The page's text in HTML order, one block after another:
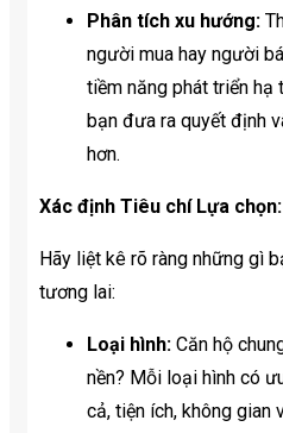
Phân tích xu hướng:
người mua hay người
tiềm năng phát triển hạ
bạn đưa ra quyết định
hơn.
Xác định Tiêu chí Lựa chọn:
Hãy liệt kê rõ ràng những gì
tương lai:
Loại hình: Căn hộ
nền? Mỗi loại hình có
cả, tiện ích, không gian